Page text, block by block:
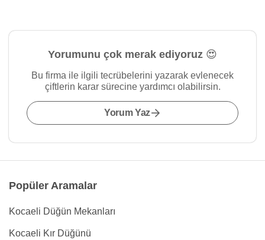
Yorumunu çok merak ediyoruz 😍
Bu firma ile ilgili tecrübelerini yazarak evlenecek
çiftlerin karar sürecine yardımcı olabilirsin.
Yorum Yaz
Popüler Aramalar
Kocaeli Düğün Mekanları
Kocaeli Kır Düğünü